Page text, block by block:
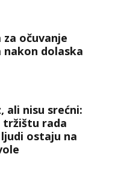
očuvanje
dolaska
ali nisu srećni:
tržištu rada
ostaju na